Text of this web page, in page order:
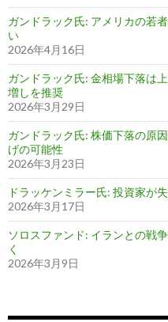
ガンドラック氏: アメリカの若
い
2026年4月16日
ガンドラック氏: 金相場下落は
増しを推奨
2026年3月29日
ガンドラック氏: 株価下落の原
げの可能性
2026年3月23日
ドラッケンミラー氏: 投資家が
2026年3月17日
ソロスファンド: イランとの戦
く
2026年3月9日